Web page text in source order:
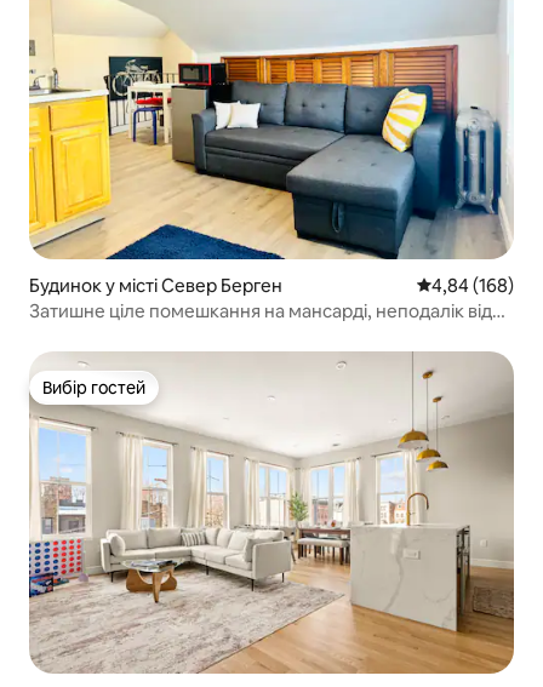
Будинок у місті Север Берген Середня
4,84 (168)
Затишне ціле помешкання на мансарді, неподалік від
Вибір гостей
Вибір гостей